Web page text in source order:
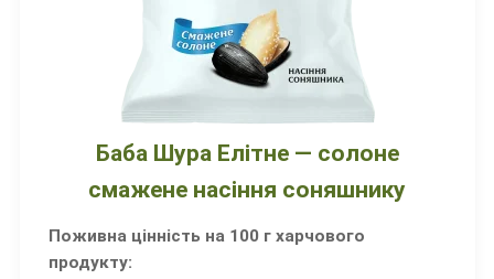
Баба Шура Елітне — солоне
смажене насіння соняшнику
Поживна цінність на 100 г харчового
продукту: